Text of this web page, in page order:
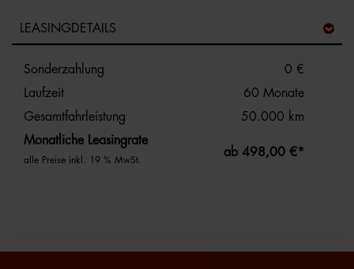
LEASINGDETAILS
Sonderzahlung
0 €
Laufzeit
60 Monate
Gesamtfahrleistung
50.000 km
Monatliche Leasingrate
alle Preise inkl. 19 % MwSt.
ab 498,00 €*